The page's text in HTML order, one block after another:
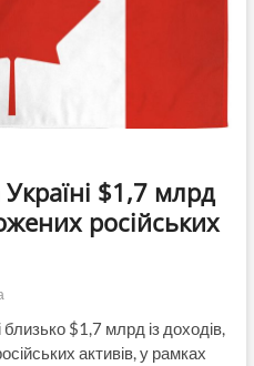
$1,7 млрд
російських
$1,7 млрд із доходів,
активів, у рамках